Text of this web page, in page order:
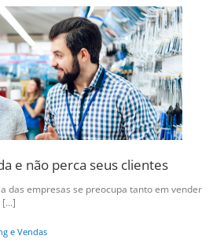
e não perca seus clientes
das empresas se preocupa tanto em vender
e Vendas